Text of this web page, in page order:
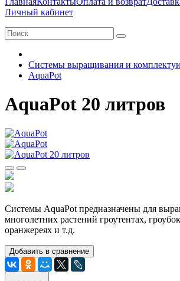
Личный кабинет
Системы выращивания и
AquaPot
AquaPot 20 литров
Системы AquaPot предназначены для
многолетних растений гроутентах,
оранжереях и т.д.
Добавить в сравнение